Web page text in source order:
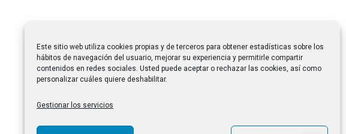
Este sitio web utiliza cookies propias y de terceros para obtener estadísticas sobre los
hábitos de navegación del usuario, mejorar su experiencia y permitirle compartir
contenidos en redes sociales. Usted puede aceptar o rechazar las cookies, así como
personalizar cuáles quiere deshabilitar.
Gestionar los servicios